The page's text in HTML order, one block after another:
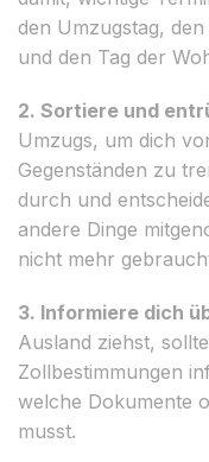
den Umzugstag,
und den Tag der
2. Sortiere und
Umzugs, um dich
Gegenständen zu
durch und
andere Dinge
nicht mehr
3. Informiere dich
Ausland ziehst,
Zollbestimmungen
welche Dokumente
musst.